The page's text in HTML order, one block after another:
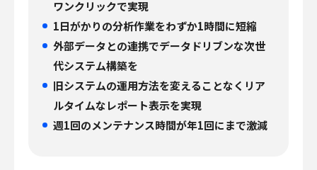
ワンクリックで実現
1日がかりの分析作業をわずか1時間に短縮
外部データとの連携でデータドリブンな次世
代システム構築を
旧システムの運用方法を変えることなくリア
ルタイムなレポート表示を実現
週1回のメンテナンス時間が年1回にまで激減